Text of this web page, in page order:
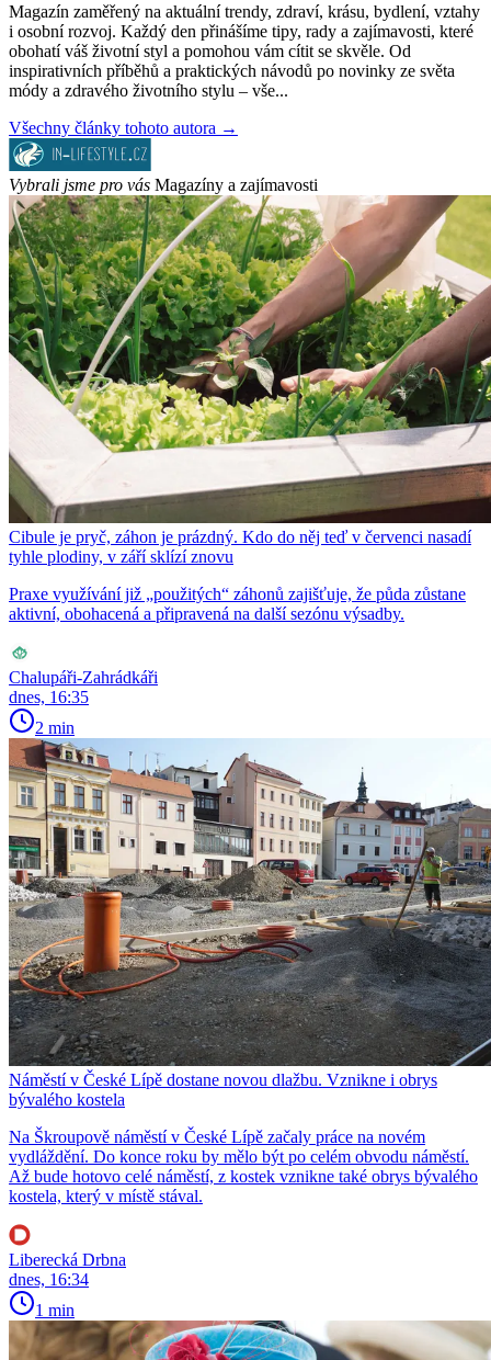
Magazín zaměřený na aktuální trendy, zdraví, krásu, bydlení, vztahy
i osobní rozvoj. Každý den přinášíme tipy, rady a zajímavosti, které
obohatí váš životní styl a pomohou vám cítit se skvěle. Od
inspirativních příběhů a praktických návodů po novinky ze světa
módy a zdravého životního stylu – vše...
Všechny články tohoto autora →
Vybrali jsme pro vás Magazíny a zajímavosti
Cibule je pryč, záhon je prázdný. Kdo do něj teď v červenci nasadí
tyhle plodiny, v září sklízí znovu
Praxe využívání již „použitých“ záhonů zajišťuje, že půda zůstane
aktivní, obohacená a připravená na další sezónu výsadby.
Chalupáři-Zahrádkáři
dnes, 16:35
2 min
Náměstí v České Lípě dostane novou dlažbu. Vznikne i obrys
bývalého kostela
Na Škroupově náměstí v České Lípě začaly práce na novém
vydláždění. Do konce roku by mělo být po celém obvodu náměstí.
Až bude hotovo celé náměstí, z kostek vznikne také obrys bývalého
kostela, který v místě stával.
Liberecká Drbna
dnes, 16:34
1 min